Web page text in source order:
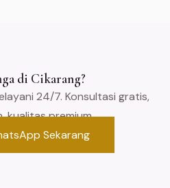
di Cikarang?
24/7. Konsultasi gratis,
kualitas premium.
Sekarang